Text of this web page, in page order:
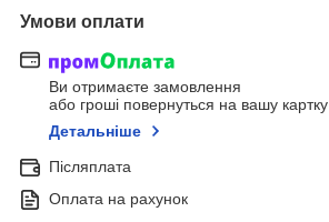
Умови оплати
Ви отримаєте замовлення
або гроші повернуться на вашу картку
Детальніше
Післяплата
Оплата на рахунок